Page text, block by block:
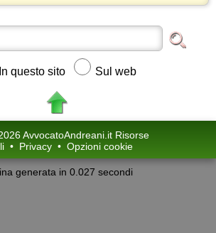
In questo sito Sul web
AvvocatoAndreani.it Risorse
• Privacy • Opzioni cookie
generata in 0.027 secondi